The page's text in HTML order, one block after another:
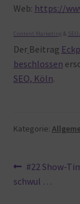
Web: https://
Content Marketing &
Der Beitrag
beschlossen
SEO, Köln.
Kategorie:
Vorheriger
Beitrag:
#22 Show-
schwul …